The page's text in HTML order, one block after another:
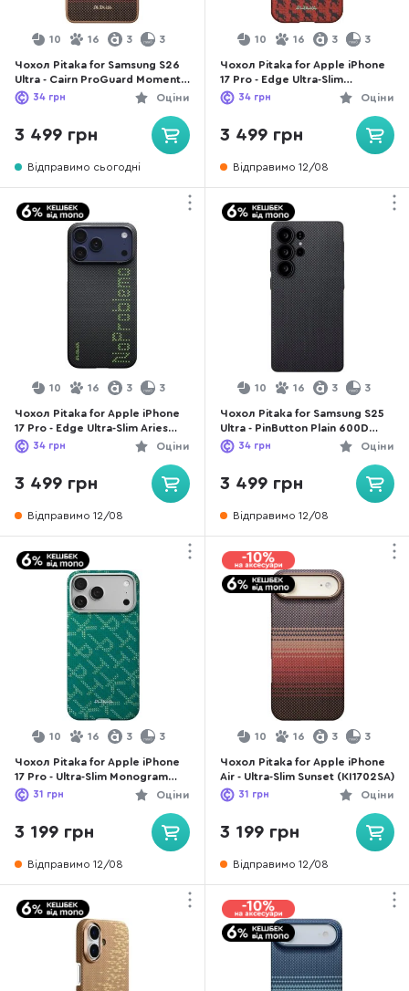
10 16 3 3
Чохол Pitaka for Samsung S26
Ultra - Cairn ProGuard Moment
Sunset (PBS2603U)
Оціни
34 грн
3 499 грн
Відправимо сьогодні
10 16 3 3
Чохол Pitaka for Apple iPhone
17 Pro - Edge Ultra-Slim
Happiness Rides Maroon
(HR1708P)
Оціни
34 грн
3 499 грн
Відправимо 12/08
10 16 3 3
Чохол Pitaka for Apple iPhone
17 Pro - Edge Ultra-Slim Aries
NoProblemo (KI1701NO)
Оціни
34 грн
3 499 грн
Відправимо 12/08
10 16 3 3
Чохол Pitaka for Samsung S25
Ultra - PinButton Plain 600D
Black/Grey (PBS2501U)
Оціни
34 грн
3 499 грн
Відправимо 12/08
10 16 3 3
Чохол Pitaka for Apple iPhone
17 Pro - Ultra-Slim Monogram
Green/Gold (KI1701PTK)
Оціни
31 грн
3 199 грн
Відправимо 12/08
10 16 3 3
Чохол Pitaka for Apple iPhone
Air - Ultra-Slim Sunset (KI1702SA)
Оціни
31 грн
3 199 грн
Відправимо 12/08